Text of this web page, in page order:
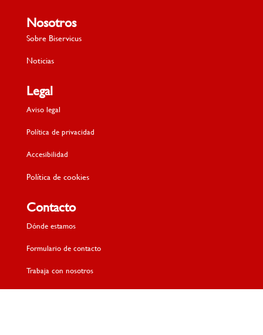
Nosotros
Sobre Biservicus
Noticias
Legal
Aviso legal
Política de privacidad
Accesibilidad
Política de cookies
Contacto
Dónde estamos
Formulario de contacto
Trabaja con nosotros
Canal de denuncias